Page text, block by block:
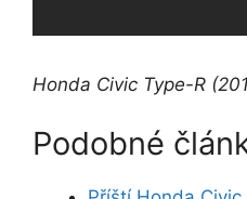
Honda Civic Type-R
Podobné